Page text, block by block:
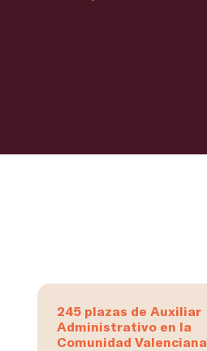
245 plazas de Auxiliar
Administrativo en la
Comunidad Valenciana